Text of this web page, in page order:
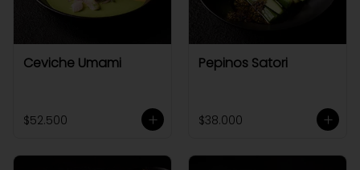
Ceviche Umami
$52.500
Pepinos Satori
$38.000